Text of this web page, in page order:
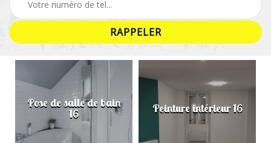
Pose de salle de bain
16 Peinture intérieur 16